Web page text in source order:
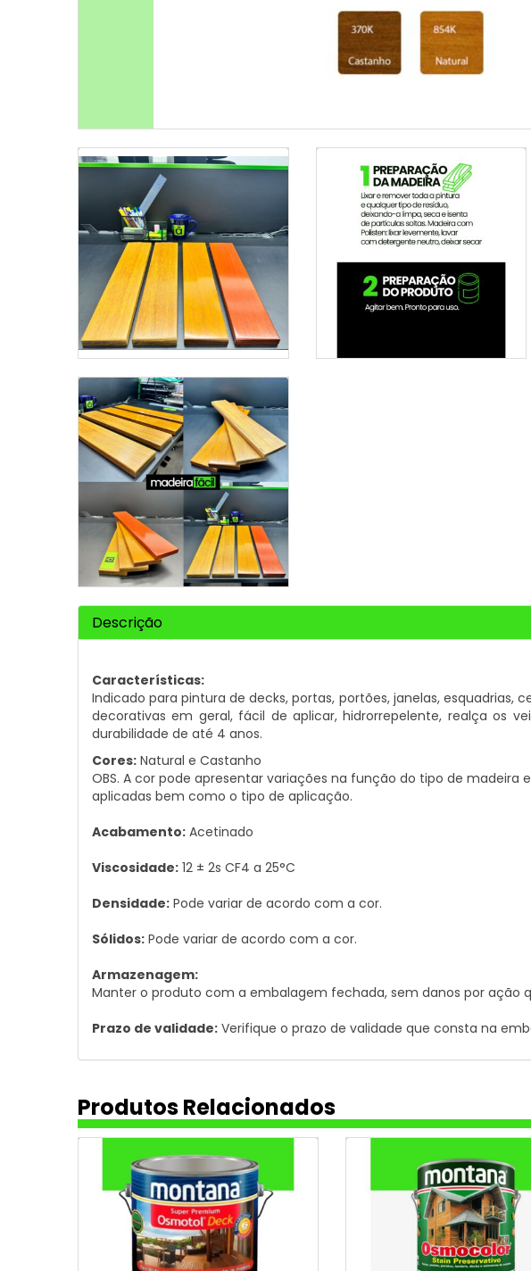
Descrição
Características:
Indicado para pintura de decks, portas, portões, janelas,
decorativas em geral, fácil de aplicar, hidrorrepelente, realça os
durabilidade de até 4 anos.
Cores: Natural e Castanho
OBS. A cor pode apresentar variações na função do tipo de madeira
aplicadas bem como o tipo de aplicação.
Acabamento: Acetinado
Viscosidade: 12 ± 2s CF4 a 25°C
Densidade: Pode variar de acordo com a cor.
Sólidos: Pode variar de acordo com a cor.
Armazenagem:
Manter o produto com a embalagem fechada, sem danos por ação
Prazo de validade: Verifique o prazo de validade que consta na
Produtos Relacionados